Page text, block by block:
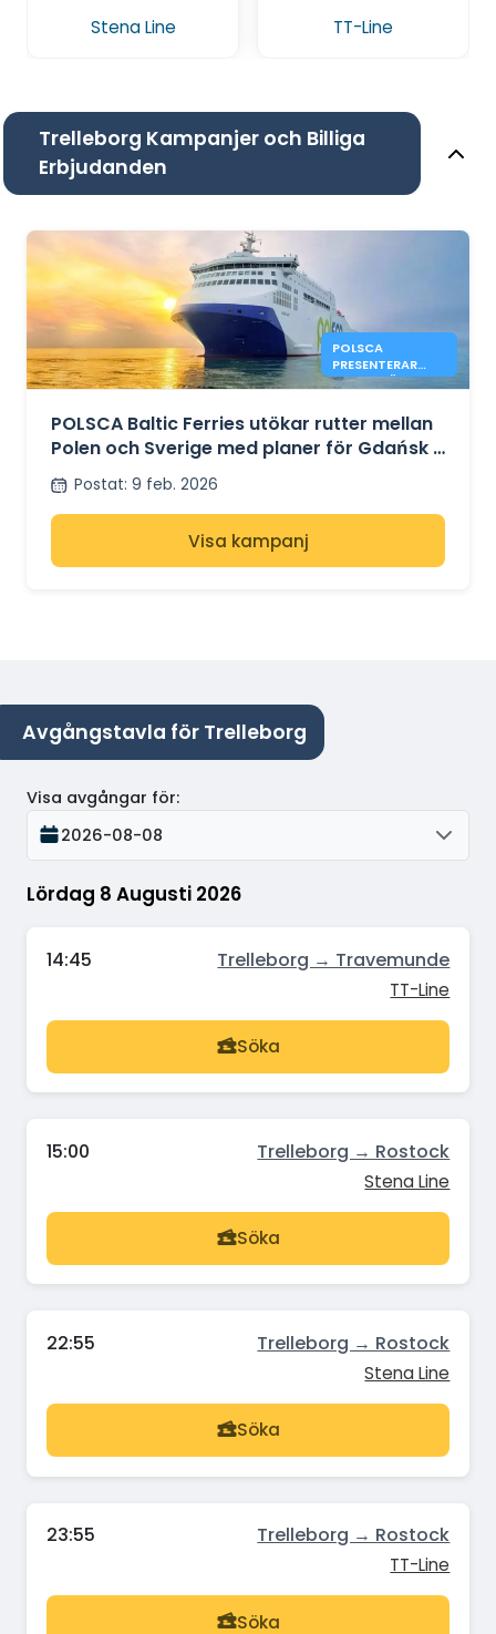
Stena Line TT-Line
Trelleborg Kampanjer och Billiga
Erbjudanden
POLSCA
PRESENTERAR
PLANER FÖR
– KARLSHAMN
POLSCA Baltic Ferries utökar rutter mellan
Polen och Sverige med planer för Gdańsk –
Karlshamn
Postat: 9 feb. 2026
Visa kampanj
Avgångstavla för Trelleborg
Lördag 8 Augusti 2026
Visa avgångar för:
2026-08-08
14:45 Trelleborg → Travemunde
TT-Line
Söka
15:00 Trelleborg → Rostock
Stena Line
Söka
22:55 Trelleborg → Rostock
Stena Line
Söka
23:55 Trelleborg → Rostock
TT-Line
Söka